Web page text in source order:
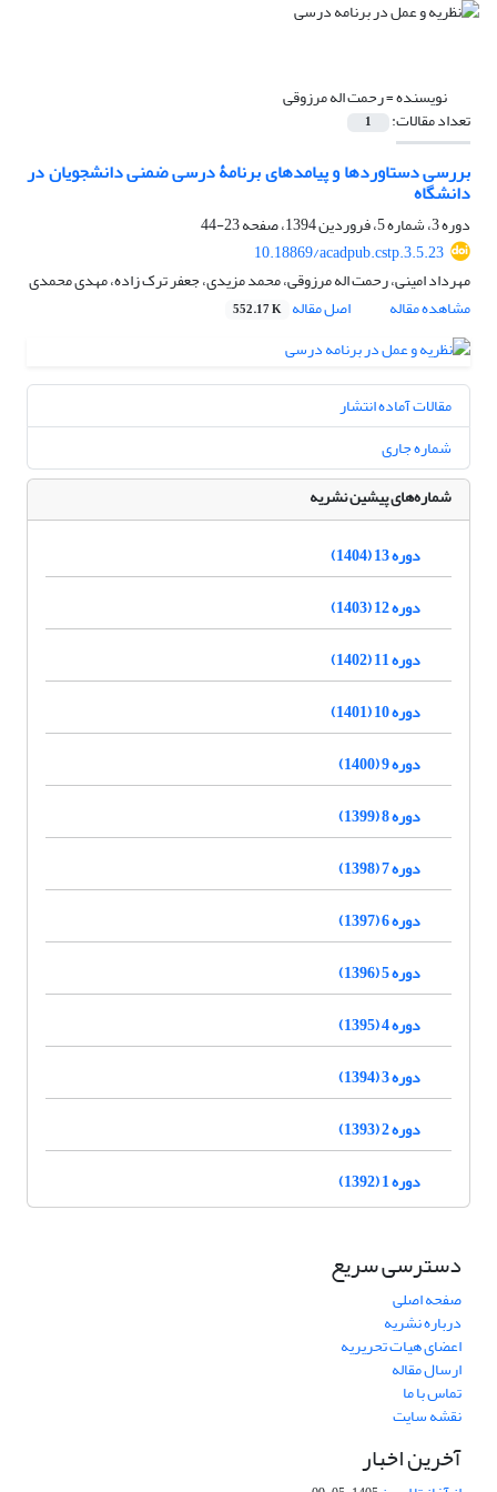
نویسنده =رحمت اله مرزوقی
تعداد مقالات: 1
بررسی دستاوردها و پیامدهای برنامۀ ‌درسی ضمنی دانشجویان در
دانشگاه
دوره 3، شماره 5، فروردین 1394، صفحه
23-44
‎10.18869/acadpub.cstp.3.5.23
مهرداد امینی، رحمت اله مرزوقی، محمد مزیدی، جعفر ترک زاده، مهدی محمدی
مشاهده مقاله
اصل مقاله 552.17 K
مقالات آماده انتشار
شماره جاری
شماره‌های پیشین نشریه
دوره 13 (1404)
دوره 12 (1403)
دوره 11 (1402)
دوره 10 (1401)
دوره 9 (1400)
دوره 8 (1399)
دوره 7 (1398)
دوره 6 (1397)
دوره 5 (1396)
دوره 4 (1395)
دوره 3 (1394)
دوره 2 (1393)
دوره 1 (1392)
دسترسی سریع
صفحه اصلی
درباره نشریه
اعضای هیات تحریریه
ارسال مقاله
تماس با ما
نقشه سایت
آخرین اخبار